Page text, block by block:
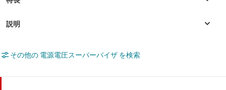
その他の 電源電圧スーパーバイザ を検索